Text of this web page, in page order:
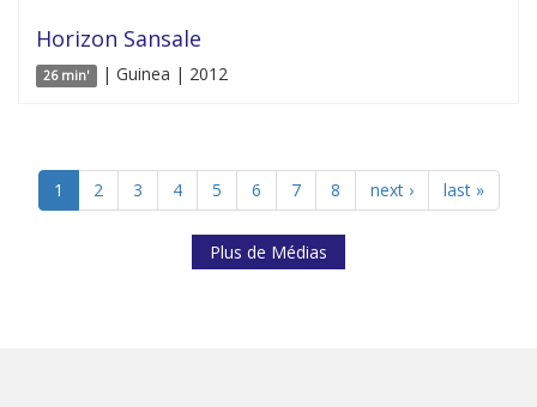
Horizon Sansale
26 min' | Guinea | 2012
1 2 3 4 5 6 7 8 next › last »
Plus de Médias